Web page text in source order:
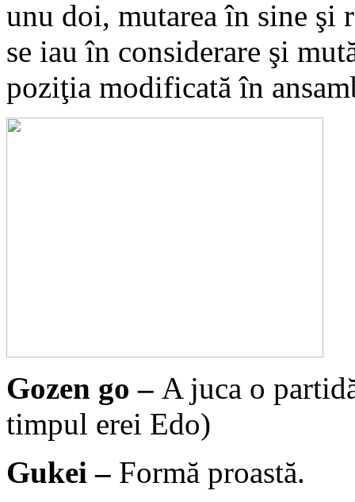
unu doi, mutarea în sine şi
se iau în considerare şi
poziţia modificată în
Gozen go – A juca o
timpul erei Edo)
Gukei – Formă proastă.